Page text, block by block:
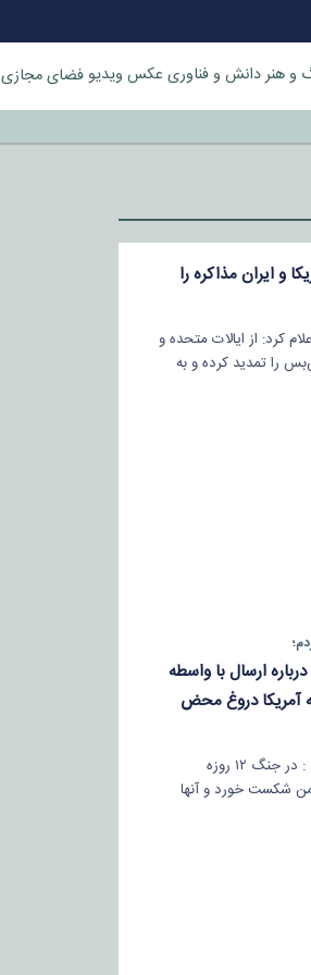
و هنردانش و فناوری عکس ویدیوفضای مجازی
و ایران مذاکره را
کرد: از ایالات متحده و
را تمدید کرده و به
ارسال با واسطه
آمریکا دروغ محض
رهبر انقلاب تاکید کردند : در جنگ ۱۲ روزه
ساله دشمن شکست خورد و آنها